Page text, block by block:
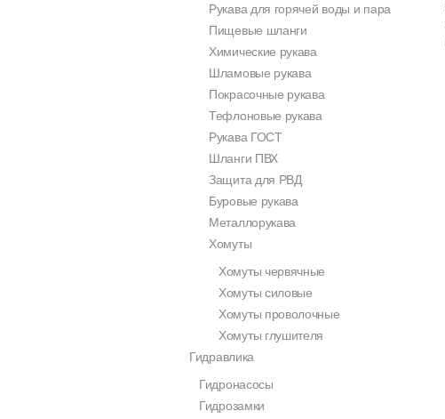
Рукава для горячей воды и пара
Пищевые шланги
Химические рукава
Шламовые рукава
Покрасочные рукава
Тефлоновые рукава
Рукава ГОСТ
Шланги ПВХ
Защита для РВД
Буровые рукава
Металлорукава
Хомуты
Хомуты червячные
Хомуты силовые
Хомуты проволочные
Хомуты глушителя
Гидравлика
Гидронасосы
Гидрозамки